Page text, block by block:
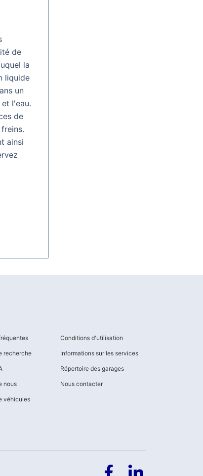
de
la
liquide
un
l'eau.
de
ainsi
Conditions d'utilisation
recherche Informations sur les services
Répertoire des garages
nous Nous contacter
véhicules